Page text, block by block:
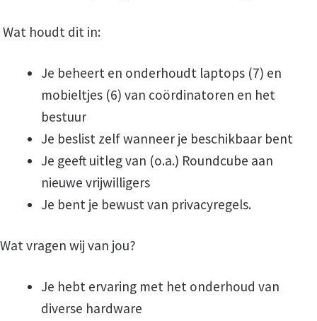
Wordt ook vrijwilliger
Hulp aanvragen
Hulp bij Administratie
Aanmeldingsformulier voor hulp bij
Hulp bij Belastingen
Zelfhulp
Over VOTA
Wat houdt dit in:
Je beheert en onderhoudt laptops (7) en
mobieltjes (6) van coördinatoren en het
bestuur
Je beslist zelf wanneer je beschikbaar bent
Je geeft uitleg van (o.a.) Roundcube aan
nieuwe vrijwilligers
Je bent je bewust van privacyregels.
Wat vragen wij van jou?
Je hebt ervaring met het onderhoud van
diverse hardware